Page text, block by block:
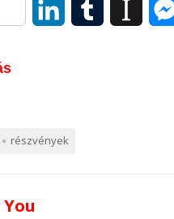
e
részvények